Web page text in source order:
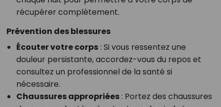
récupérer complètement.
Prévention des blessures
Écouter votre corps: Si vous ressentez une
douleur persistante, accordez-vous du repos et
consultez un professionnel de la santé si
nécessaire.
Chaussures appropriées: Portez des chaussures